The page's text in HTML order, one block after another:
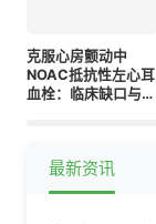
克服心房颤动中
NOAC抵抗性左心耳
血栓：临床缺口与治
最新资讯